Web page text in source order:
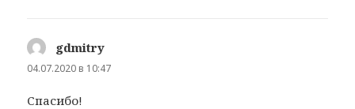
gdmitry
04.07.2020 в 10:47
Спасибо!